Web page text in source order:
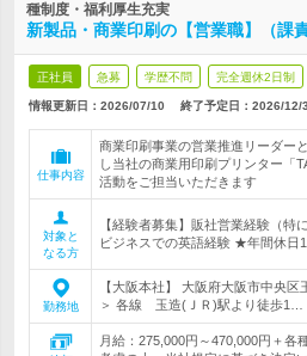
種制度・福利厚生充実
新製品・商業印刷の【営業職】（課
正社員 急募 学歴不問 完全週休2日制
情報更新日：2026/07/10 終了予定日： 2026/12/
仕事内容
商業印刷事業の営業推進リーダー
し当社の商業用印刷プリンター「
活動をご担当いただきます
対象と
なる方
【経験者募集】販社営業経験（特
ビジネスでの英語経験 ★年間休
勤務地
【大阪本社】 大阪府大阪市中央
＞ 各線 玉造(ＪＲ)駅より徒歩1…
月給：275,000円～470,000円＋